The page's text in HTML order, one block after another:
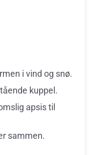
i vind og snø.
kuppel.
apsis til
sammen.